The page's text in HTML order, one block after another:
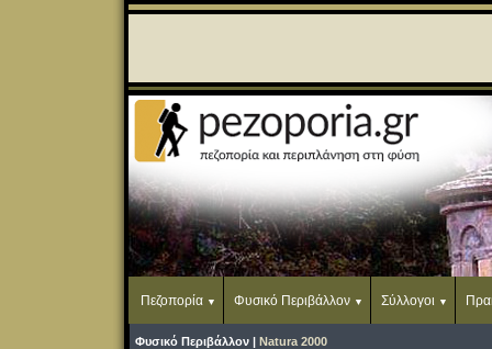
Πεζοπορία Φυσικό Περιβάλλον Σύλλογοι
Φυσικό Περιβάλλον | Natura 2000